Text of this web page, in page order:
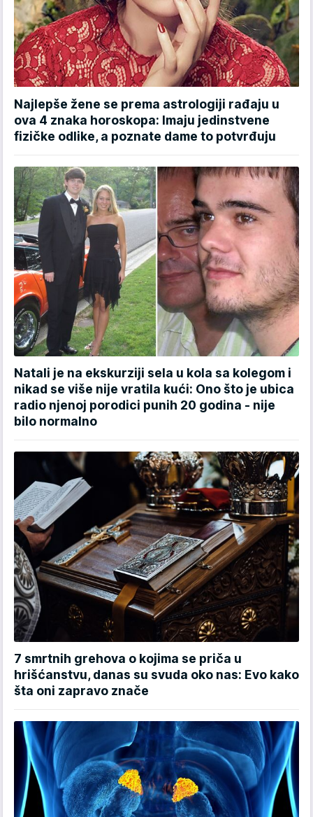
Najlepše žene se prema astrologiji rađaju u
ova 4 znaka horoskopa: Imaju jedinstvene
fizičke odlike, a poznate dame to potvrđuju
Natali je na ekskurziji sela u kola sa kolegom i
nikad se više nije vratila kući: Ono što je ubica
radio njenoj porodici punih 20 godina - nije
bilo normalno
7 smrtnih grehova o kojima se priča u
hrišćanstvu, danas su svuda oko nas: Evo kako
šta oni zapravo znače